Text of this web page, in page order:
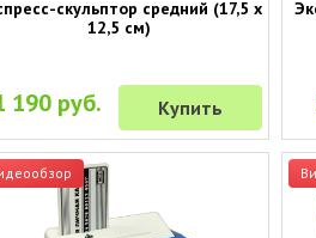
скульптор средний (17,5 х
12,5 см)
190 руб. Купить